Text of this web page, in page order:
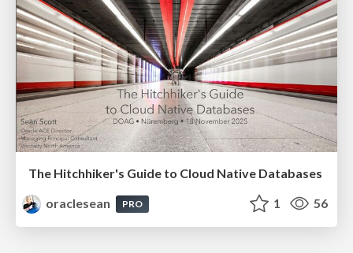
The Hitchhiker's Guide to Cloud Native Databases
oraclesean
PRO 1 56